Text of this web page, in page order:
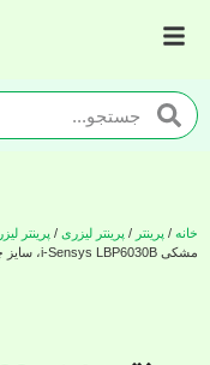
خانه / پرینتر / پرینتر لیزری / پرینتر
مشکی i-Sensys LBP6030B، سایز چاپ A4